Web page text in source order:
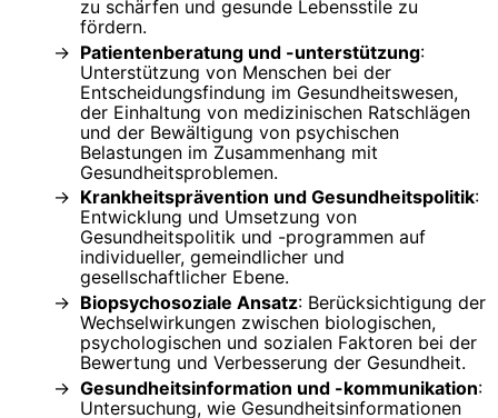
zu schärfen und gesunde Lebensstile zu
fördern.
Patientenberatung und -unterstützung:
Unterstützung von Menschen bei der
Entscheidungsfindung im Gesundheitswesen,
der Einhaltung von medizinischen Ratschlägen
und der Bewältigung von psychischen
Belastungen im Zusammenhang mit
Gesundheitsproblemen.
Krankheitsprävention und Gesundheitspolitik:
Entwicklung und Umsetzung von
Gesundheitspolitik und -programmen auf
individueller, gemeindlicher und
gesellschaftlicher Ebene.
Biopsychosoziale Ansatz: Berücksichtigung der
Wechselwirkungen zwischen biologischen,
psychologischen und sozialen Faktoren bei der
Bewertung und Verbesserung der Gesundheit.
Gesundheitsinformation und -kommunikation:
Untersuchung, wie Gesundheitsinformationen